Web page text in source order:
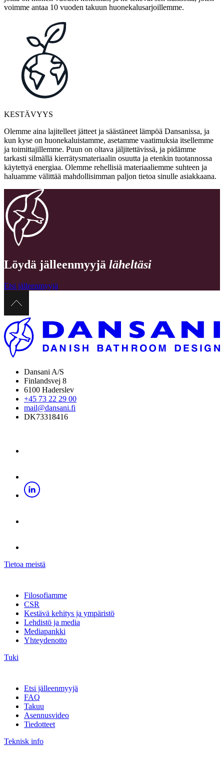
voimme antaa 10 vuoden takuun huonekalusarjoillemme.
KESTÄVYYS
Olemme aina lajitelleet jätteet ja säästäneet lämpöä Dansanissa, ja
kun kyse on huonekaluistamme, asetamme vaatimuksia itsellemme
ja toimittajillemme. Puun on oltava jäljitettävissä, ja pidämme
tarkasti silmällä kierrätysmateriaalin osuutta ja etenkin tuotannossa
käytettyä energiaa. Olemme rehellisiä materiaaliemme suhteen ja
haluamme välittää mahdollisimman paljon tietoa sinulle asiakkaana.
Löydä jälleenmyyjä läheltäsi
Etsi jälleenmyyjä
Dansani A/S
Finlandsvej 8
6100 Haderslev
+45 73 22 29 00
mail@dansani.fi
DK73318416
Tietoa meistä
Filosofiamme
CSR
Kestävä kehitys ja ympäristö
Lehdistö ja media
Mediapankki
Yhteydenotto
Tuki
Etsi jälleenmyyjä
FAQ
Takuu
Asennusvideo
Tiedotteet
Teknisk info